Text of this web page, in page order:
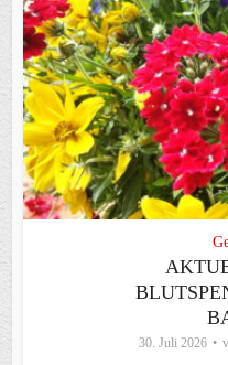
30. Juli 2026